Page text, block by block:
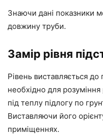
Знаючи дані показники
довжину труби.
Замір рівня
Рівень виставляється
необхідно для
під теплу підлогу по
Виставляючи його
приміщеннях.